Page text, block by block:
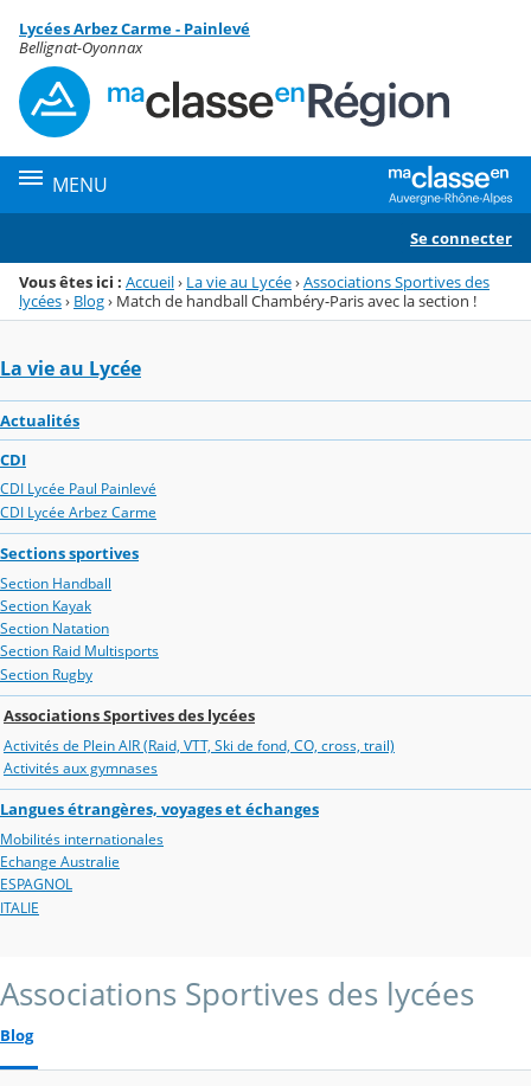
Menu de la rubrique
Contenu
Lycées Arbez Carme - Painlevé
Bellignat-Oyonnax
MENU
Se connecter
Vous êtes ici : Accueil› La vie au Lycée›Associations Sportives des
lycées› Blog› Match de handball Chambéry-Paris avec la section !
La vie au Lycée
Actualités
CDI
CDI Lycée Paul Painlevé
CDI Lycée Arbez Carme
Sections sportives
Section Handball
Section Kayak
Section Natation
Section Raid Multisports
Section Rugby
Associations Sportives des lycées
Activités de Plein AIR (Raid, VTT, Ski de fond, CO, cross, trail)
Activités aux gymnases
Langues étrangères, voyages et échanges
Mobilités internationales
Echange Australie
ESPAGNOL
ITALIE
Associations Sportives des lycées
Blog